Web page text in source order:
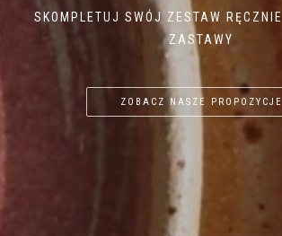
SKOMPLETUJ SWÓJ ZESTAW
ZASTAWY
ZOBACZ NASZE PROPOZYCJE